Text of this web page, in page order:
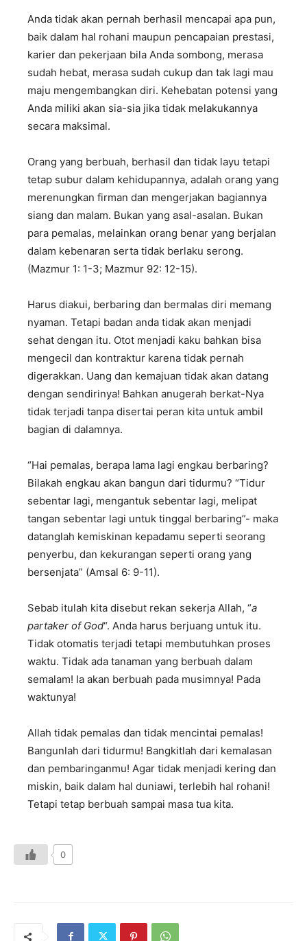
Anda tidak akan pernah berhasil mencapai apa pun,
baik dalam hal rohani maupun pencapaian prestasi,
karier dan pekerjaan bila Anda sombong, merasa
sudah hebat, merasa sudah cukup dan tak lagi mau
maju mengembangkan diri. Kehebatan potensi yang
Anda miliki akan sia-sia jika tidak melakukannya
secara maksimal.
Orang yang berbuah, berhasil dan tidak layu tetapi
tetap subur dalam kehidupannya, adalah orang yang
merenungkan firman dan mengerjakan bagiannya
siang dan malam. Bukan yang asal-asalan. Bukan
para pemalas, melainkan orang benar yang berjalan
dalam kebenaran serta tidak berlaku serong.
(Mazmur 1: 1-3; Mazmur 92: 12-15).
Harus diakui, berbaring dan bermalas diri memang
nyaman. Tetapi badan anda tidak akan menjadi
sehat dengan itu. Otot menjadi kaku bahkan bisa
mengecil dan kontraktur karena tidak pernah
digerakkan. Uang dan kemajuan tidak akan datang
dengan sendirinya! Bahkan anugerah berkat-Nya
tidak terjadi tanpa disertai peran kita untuk ambil
bagian di dalamnya.
“Hai pemalas, berapa lama lagi engkau berbaring?
Bilakah engkau akan bangun dari tidurmu? “Tidur
sebentar lagi, mengantuk sebentar lagi, melipat
tangan sebentar lagi untuk tinggal berbaring”- maka
datanglah kemiskinan kepadamu seperti seorang
penyerbu, dan kekurangan seperti orang yang
bersenjata” (Amsal 6: 9-11).
Sebab itulah kita disebut rekan sekerja Allah, “a
partaker of God“. Anda harus berjuang untuk itu.
Tidak otomatis terjadi tetapi membutuhkan proses
waktu. Tidak ada tanaman yang berbuah dalam
semalam! Ia akan berbuah pada musimnya! Pada
waktunya!
Allah tidak pemalas dan tidak mencintai pemalas!
Bangunlah dari tidurmu! Bangkitlah dari kemalasan
dan pembaringanmu! Agar tidak menjadi kering dan
miskin, baik dalam hal duniawi, terlebih hal rohani!
Tetapi tetap berbuah sampai masa tua kita.
0